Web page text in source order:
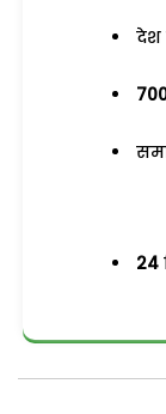
देश
24